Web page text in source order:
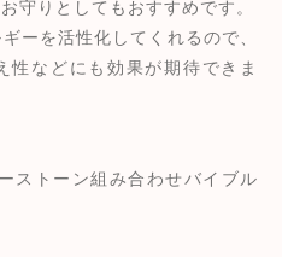
守りとしてもおすすめです。
ーを活性化してくれるので、
性などにも効果が期待できま
ストーン組み合わせバイブル